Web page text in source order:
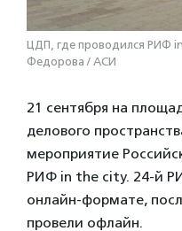
ЦДП, где проводился РИФ
Федорова / АСИ
21 сентября на
делового
мероприятие
РИФ in the city. 24-й
онлайн-формате,
провели офлайн.